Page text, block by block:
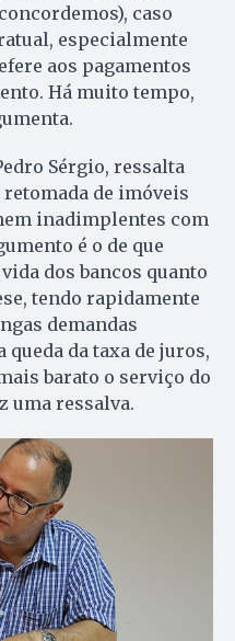
caso
especialmente
aos pagamentos
Há muito tempo,
Sérgio, ressalta
de imóveis
inadimplentes com
é o de que
dos bancos quanto
tendo rapidamente
demandas
da taxa de juros,
barato o serviço do
uma ressalva.